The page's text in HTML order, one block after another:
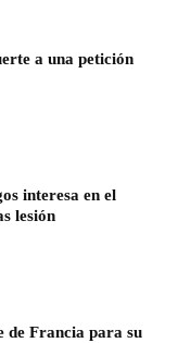
a una petición
interesa en el
lesión
de Francia para su